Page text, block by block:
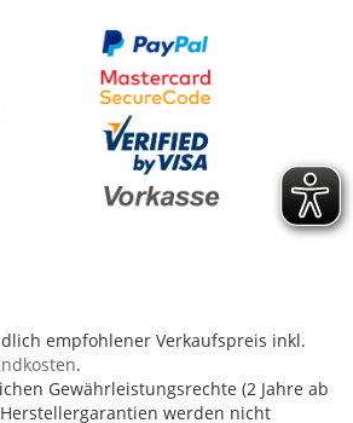
empfohlener Verkaufspreis inkl.
.
Gewährleistungsrechte (2 Jahre ab
werden nicht